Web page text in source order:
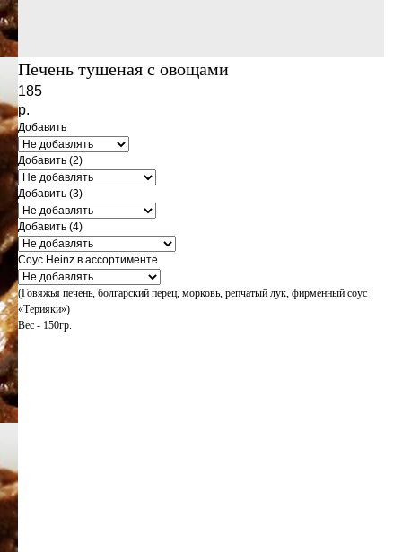
Печень тушеная с овощами
185
р.
Добавить
Добавить (2)
Добавить (3)
Добавить (4)
Соус Heinz в ассортименте
(Говяжья печень, болгарский перец, морковь, репчатый лук, фирменный соус
«Терияки»)
Вес - 150гр.